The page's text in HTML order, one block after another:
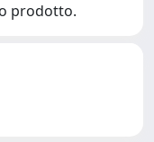
prodotto.